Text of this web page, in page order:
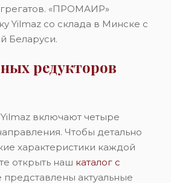
«ПРОМАИР»
Yilmaz со склада в Минске с
Беларуси.
редукторов
включают четыре
Чтобы детально
характеристики каждой
открыть наш каталог с
представлены актуальные